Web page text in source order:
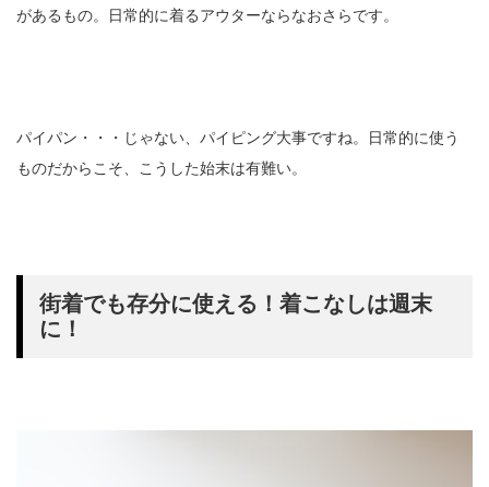
があるもの。日常的に着るアウターならなおさらです。
パイパン・・・じゃない、パイピング大事ですね。日常的に使う
ものだからこそ、こうした始末は有難い。
街着でも存分に使える！着こなしは週末
に！